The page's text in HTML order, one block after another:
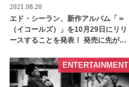
2021.08.20
エド・シーラン、新作アルバム「＝
（イコールズ）」を10月29日にリリ
ースすることを発表！ 発売に先がけ
のパフォーマンス動画を公開 |
tvgroove
ENTERTAINMENT